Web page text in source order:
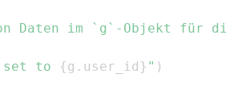
Daten im `g`-Objekt für
set to {g . user_id } " )